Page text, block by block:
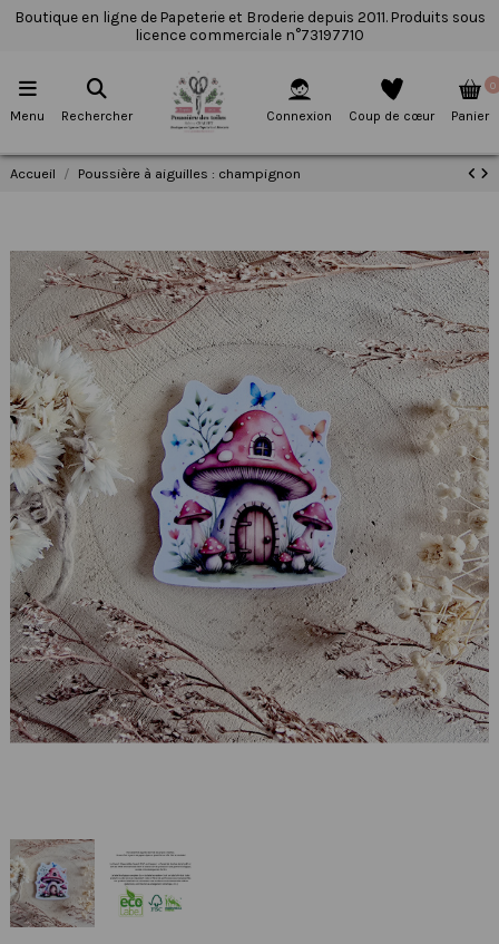
Boutique en ligne de Papeterie et Broderie depuis 2011. Produits sous
licence commerciale n°73197710
Menu Rechercher Connexion Coup de cœur
0
Panier
Accueil Poussière à aiguilles : champignon